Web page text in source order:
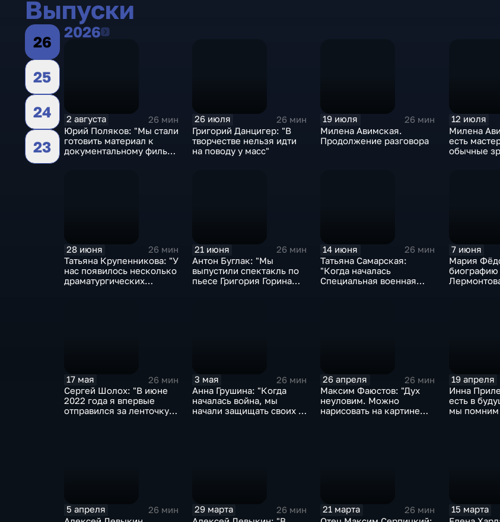
Выпуски
26
25
24
23
20262026
2 августа
26 мин
Юрий Поляков: "Мы стали
готовить материал к
документальному фильму
26 июля
26 мин
Григорий Данцигер: "В
творчестве нельзя идти
на поводу у масс"
19 июля
26 мин
Милена Авимская.
Продолжение разговора
12 июля
Милена
есть
обычные
28 июня
26 мин
Татьяна Крупенникова: "У
нас появилось несколько
драматургических
21 июня
26 мин
Антон Буглак: "Мы
выпустили спектакль по
пьесе Григория Горина
14 июня
26 мин
Татьяна Самарская:
"Когда началась
Специальная военная
7 июня
Мария
17 мая
26 мин
Сергей Шолох: "В июне
2022 года я впервые
отправился за ленточку –
3 мая
26 мин
Анна Грушина: "Когда
началась война, мы
начали защищать своих —
26 апреля
26 мин
Максим Фаюстов: "Дух
неуловим. Можно
нарисовать на картине
19 апреля
Инна
есть в
мы помним
5 апреля
26 мин
29 марта
26 мин
21 марта
26 мин
15 марта